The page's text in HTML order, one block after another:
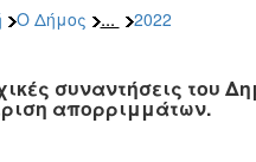
Ο Δήμος ... 2022
συναντήσεις του
απορριμμάτων.